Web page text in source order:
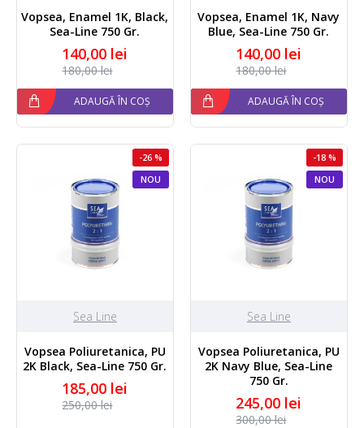
Vopsea, Enamel 1K, Black,
Sea-Line 750 Gr.
140,00 lei
180,00 lei
ADAUGĂ ÎN COȘ
Vopsea, Enamel 1K, Navy
Blue, Sea-Line 750 Gr.
140,00 lei
180,00 lei
ADAUGĂ ÎN COȘ
NOU
-26 %
Sea Line
Vopsea Poliuretanica, PU
2K Black, Sea-Line 750 Gr.
185,00 lei
250,00 lei
NOU
-18 %
Sea Line
Vopsea Poliuretanica, PU
2K Navy Blue, Sea-Line
750 Gr.
245,00 lei
300,00 lei